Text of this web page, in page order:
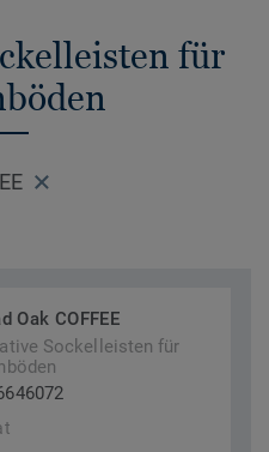
für
Oak COFFEE
Sockelleisten für